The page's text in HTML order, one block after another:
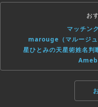
お
マッチン
marouge（マルージ
星ひとみの天星術姓名判